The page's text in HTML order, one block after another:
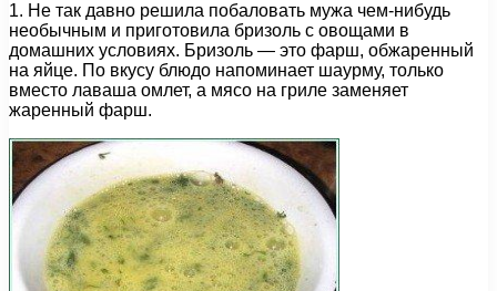
1. Не так давно решила побаловать мужа чем-нибудь
необычным и приготовила бризоль с овощами в
домашних условиях. Бризоль — это фарш, обжаренный
на яйце. По вкусу блюдо напоминает шаурму, только
вместо лаваша омлет, а мясо на гриле заменяет
жаренный фарш.